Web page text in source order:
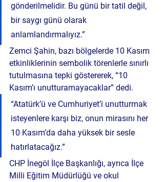
gönderilmelidir. Bu günü bir tatil değil,
bir saygı günü olarak
anlamlandırmalıyız.”
Zemci Şahin, bazı bölgelerde 10 Kasım
etkinliklerinin sembolik törenlerle sınırlı
tutulmasına tepki göstererek, “10
Kasım’ı unutturamayacaklar” dedi.
“Atatürk’ü ve Cumhuriyet’i unutturmak
isteyenlere karşı biz, onun mirasını her
10 Kasım’da daha yüksek bir sesle
hatırlatacağız.”
CHP İnegöl İlçe Başkanlığı, ayrıca İlçe
Milli Eğitim Müdürlüğü ve okul